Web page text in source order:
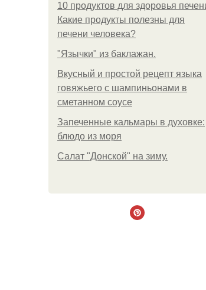
10 продуктов для здоровья
Какие продукты полезны для
печени человека?
"Язычки" из баклажан.
Вкусный и простой рецепт языка
говяжьего с шампиньонами в
сметанном соусе
Запеченные кальмары в духовке:
блюдо из моря
Салат "Донской" на зиму.